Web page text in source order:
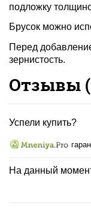
подложку
Брусок можно
Перед
зернистость.
Отзывы (
Успели купить?
На данный